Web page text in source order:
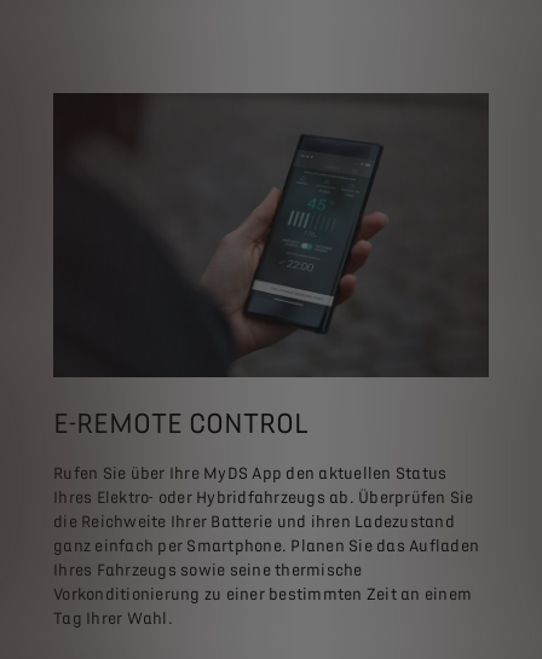
E-REMOTE CONTROL
Rufen Sie über Ihre MyDS App den aktuellen Status
Ihres Elektro- oder Hybridfahrzeugs ab. Überprüfen Sie
die Reichweite Ihrer Batterie und ihren Ladezustand
ganz einfach per Smartphone. Planen Sie das Aufladen
Ihres Fahrzeugs sowie seine thermische
Vorkonditionierung zu einer bestimmten Zeit an einem
Tag Ihrer Wahl.